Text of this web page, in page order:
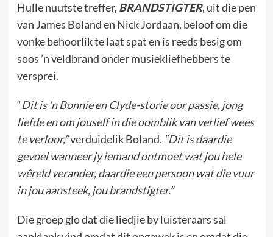
Hulle nuutste treffer, BRANDSTIGTER, uit die pen
van James Boland en Nick Jordaan, beloof om die
vonke behoorlik te laat spat en is reeds besig om
soos ’n veldbrand onder musiekliefhebbers te
versprei.
“Dit is ’n Bonnie en Clyde-storie oor passie, jong
liefde en om jouself in die oomblik van verlief wees
te verloor,”verduidelik Boland. “Dit is daardie
gevoel wanneer jy iemand ontmoet wat jou hele
wêreld verander, daardie een persoon wat die vuur
in jou aansteek, jou brandstigter.”
Die groep glo dat die liedjie by luisteraars sal